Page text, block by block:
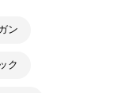
ン
ク